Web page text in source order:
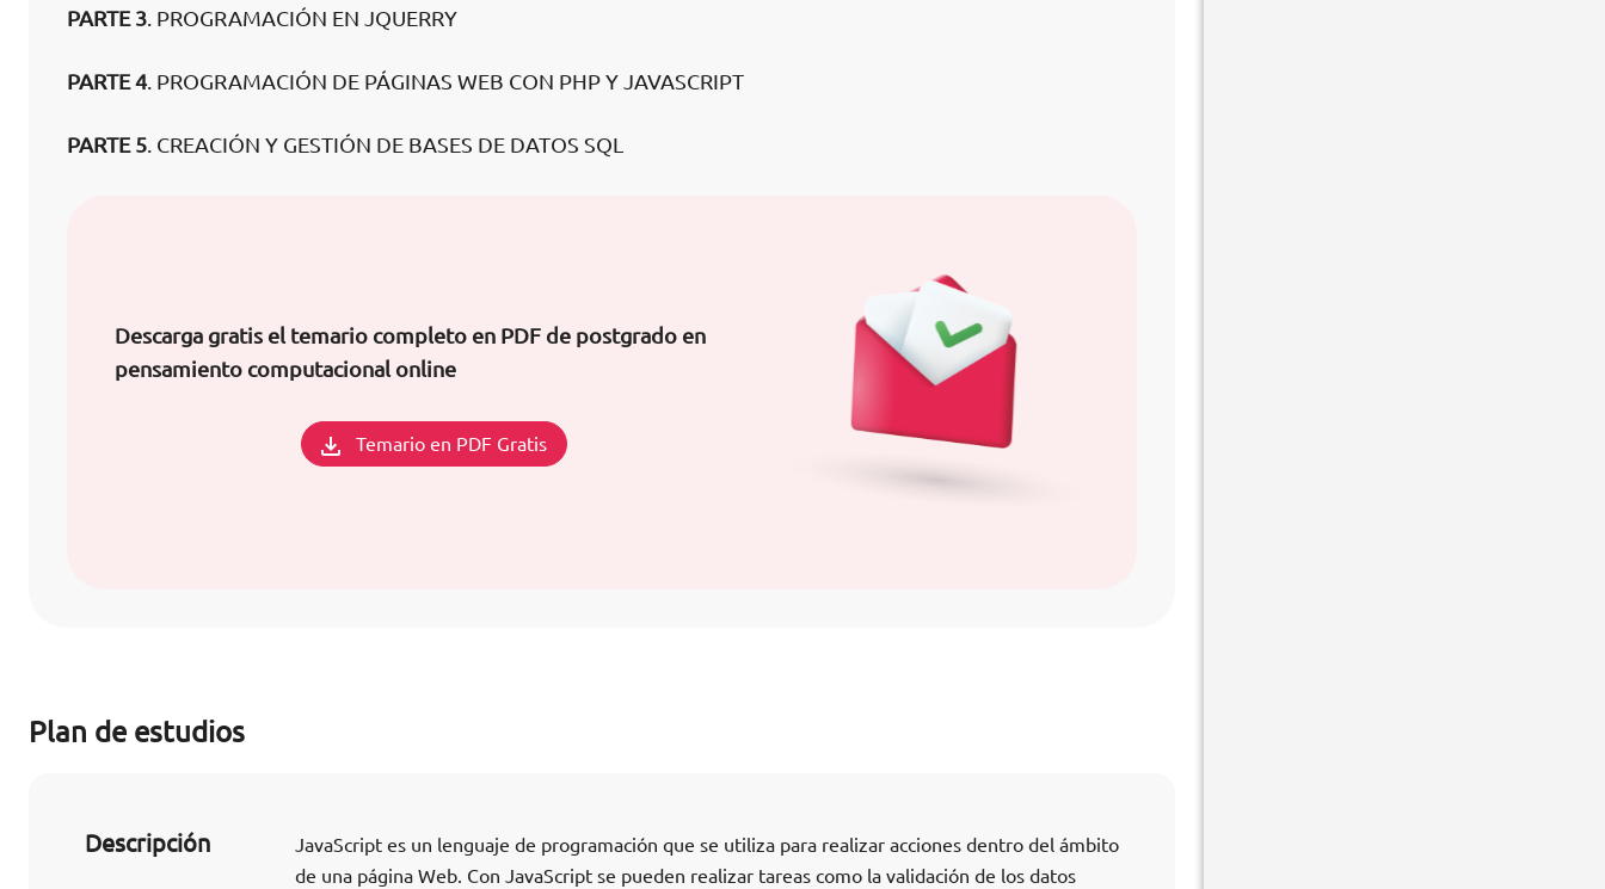
PARTE 3. PROGRAMACIÓN EN JQUERRY
PARTE 4. PROGRAMACIÓN DE PÁGINAS WEB CON PHP Y JAVASCRIPT
PARTE 5. CREACIÓN Y GESTIÓN DE BASES DE DATOS SQL
Descarga gratis el temario completo en PDF de postgrado en
pensamiento computacional online
Temario en PDF Gratis
Plan de estudios
Descripción
JavaScript es un lenguaje de programación que se utiliza para realizar acciones dentro del ámbito
de una página Web. Con JavaScript se pueden realizar tareas como la validación de los datos